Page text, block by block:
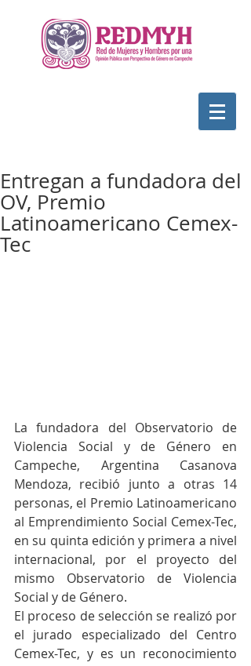
Entregan a fundadora del
OV, Premio
Latinoamericano Cemex-
Tec
La fundadora del Observatorio de
Violencia Social y de Género en
Campeche, Argentina Casanova
Mendoza, recibió junto a otras 14
personas, el Premio Latinoamericano
al Emprendimiento Social Cemex-Tec,
en su quinta edición y primera a nivel
internacional, por el proyecto del
mismo Observatorio de Violencia
Social y de Género.
El proceso de selección se realizó por
el jurado especializado del Centro
Cemex-Tec, y es un reconocimiento